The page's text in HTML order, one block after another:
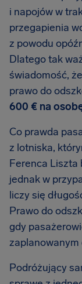
i napojów w
przegapienia
z powodu
Dlatego tak
świadomość,
prawo do
600 € na
Co prawda
z lotniska,
Ferenca Liszta
jednak w
liczy się
Prawo do
gdy
zaplanowanym
Podróżujący